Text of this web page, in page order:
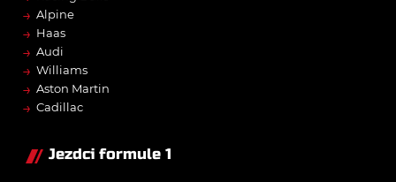
→ Alpine
→ Haas
→ Audi
→ Williams
→ Aston Martin
→ Cadillac
Jezdci formule 1